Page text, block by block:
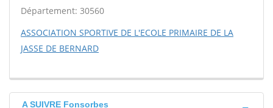
Département: 30560
ASSOCIATION SPORTIVE DE L'ECOLE PRIMAIRE DE LA
JASSE DE BERNARD
A SUIVRE Fonsorbes